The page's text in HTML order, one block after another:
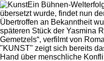
Ein Bühnen-
übersetzt wurde, findet nun
Übertroffen an Bekanntheit
späteren Stück der Yasmina
Gemetzels“, verfilmt von
"KUNST" zeigt sich bereits
Hand über menschliche